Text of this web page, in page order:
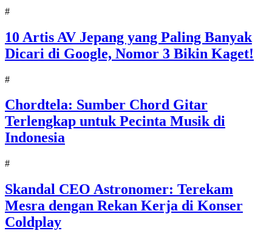
#
10 Artis AV Jepang yang Paling Banyak
Dicari di Google, Nomor 3 Bikin Kaget!
#
Chordtela: Sumber Chord Gitar
Terlengkap untuk Pecinta Musik di
Indonesia
#
Skandal CEO Astronomer: Terekam
Mesra dengan Rekan Kerja di Konser
Coldplay